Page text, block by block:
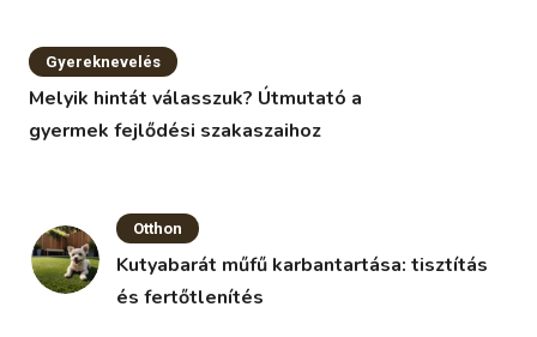
Gyereknevelés
Melyik hintát válasszuk? Útmutató a
gyermek fejlődési szakaszaihoz
Otthon
Kutyabarát műfű karbantartása: tisztítás
és fertőtlenítés